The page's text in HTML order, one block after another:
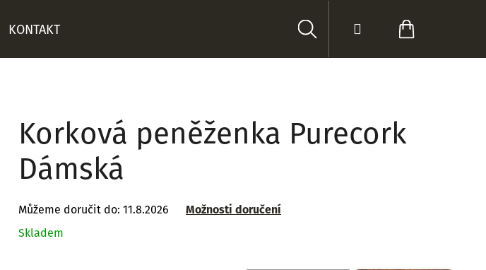
KONTAKT Hledat PřihlášeníNákupní
Korková peněženka Purecork
Dámská
Můžeme doručit do: 11.8.2026
Možnosti doručení
Skladem
HLEDAT